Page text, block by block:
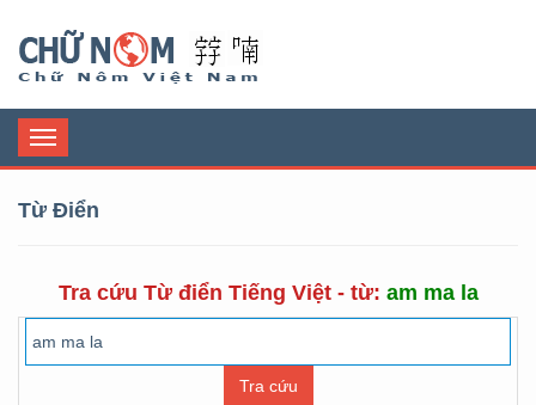
Toggle
navigation
Từ Điển
Tra cứu Từ điển Tiếng Việt - từ: am ma la